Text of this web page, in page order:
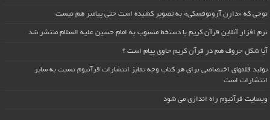
نوحی که «دارِن آرونوفسکی» به تصویر کشیده است حتی پیامبر هم نیست
نرم افزار آنلاین قرآن کریم با دستخط منسوب به امام حسین علیه السلام منتشر شد
آیا شکل حروف هم در قرآن کریم حاوی پیام است ؟
تولید قلمهای اختصاصی برای هر کتاب وجه تمایز انتشارات قرآنیوم نسبت به سایر
انتشارات است
وبسایت قرآنیوم راه اندازی می شود